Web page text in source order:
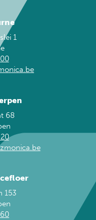
1
68
153